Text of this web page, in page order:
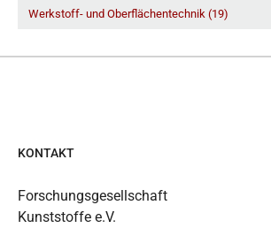
Werkstoff- und Oberflächentechnik (19)
KONTAKT
Forschungsgesellschaft
Kunststoffe e.V.